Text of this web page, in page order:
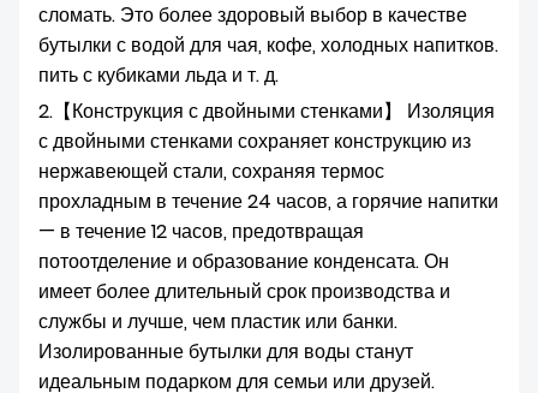
сломать. Это более здоровый выбор в качестве
бутылки с водой для чая, кофе, холодных напитков.
пить с кубиками льда и т. д.
2.【Конструкция с двойными стенками】 Изоляция
с двойными стенками сохраняет конструкцию из
нержавеющей стали, сохраняя термос
прохладным в течение 24 часов, а горячие напитки
— в течение 12 часов, предотвращая
потоотделение и образование конденсата. Он
имеет более длительный срок производства и
службы и лучше, чем пластик или банки.
Изолированные бутылки для воды станут
идеальным подарком для семьи или друзей.